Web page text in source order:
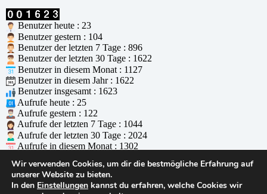
Benutzer heute : 23
Benutzer gestern : 104
Benutzer der letzten 7 Tage : 896
Benutzer der letzten 30 Tage : 1622
Benutzer in diesem Monat : 1127
Benutzer in diesem Jahr : 1622
Benutzer insgesamt : 1623
Aufrufe heute : 25
Aufrufe gestern : 122
Aufrufe der letzten 7 Tage : 1044
Aufrufe der letzten 30 Tage : 2024
Aufrufe in diesem Monat : 1302
Aufrufe insgesamt : 2025
Wer ist online : 0
Unterstützt durchWPS Visitor Counter
Wir verwenden Cookies, um dir die bestmögliche Erfahrung auf
unserer Website zu bieten.
In den Einstellungen kannst du erfahren, welche Cookies wir